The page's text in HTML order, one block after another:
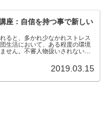
座：自信を持つ事で新しい
ると、多かれ少なかれストレス
生活において、ある程度の環境
せん。不審人物扱いされないた
2019.03.15